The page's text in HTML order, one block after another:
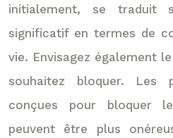
initialement, se traduit
significatif en termes de
vie. Envisagez également
souhaitez bloquer. Les
conçues pour bloquer
peuvent être plus